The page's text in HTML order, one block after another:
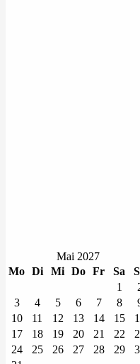
Mai 2027
Mo Di Mi Do Fr Sa
1
3
4 5 6 7 8
10
11 12 13 14 15
17
18 19 20 21 22
24
25 26 27 28 29